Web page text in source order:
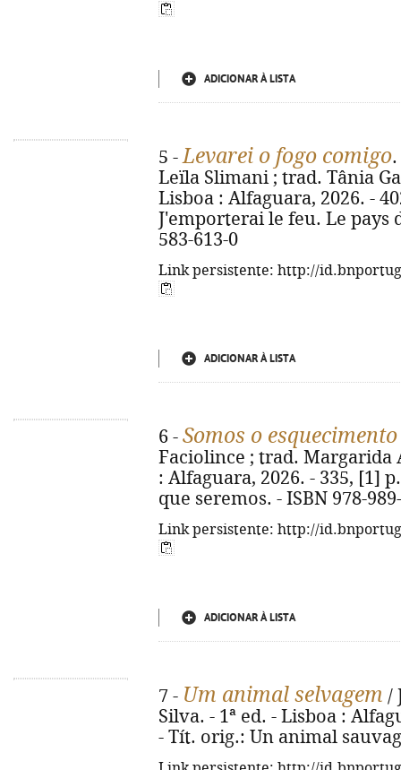
ADICIONAR À LISTA
5 -Levarei o fogo comigo
Leïla Slimani ; trad. Tânia
Lisboa : Alfaguara, 2026. -
J'emporterai le feu. Le pays
583-613-0
Link persistente: http://
ADICIONAR À LISTA
6 - Somos o
Faciolince ; trad. Margarida
: Alfaguara, 2026. - 335, [1]
que seremos. - ISBN 978-
Link persistente: http://
ADICIONAR À LISTA
7 - Um animal selvagem /
Silva. - 1ª ed. - Lisboa :
- Tít. orig.: Un animal